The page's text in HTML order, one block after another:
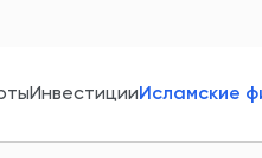
ИнвестицииИсламские